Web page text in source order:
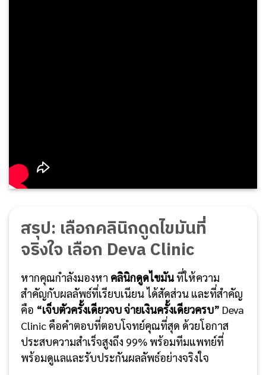
สรุป: เลือกคลินิกดูดไขมันที่
จริงใจ เลือก Deva Clinic
หากคุณกำลังมองหา คลินิกดูดไขมันที่ให้ความ
สำคัญกับผลลัพธ์ที่เรียบเนียน ได้สัดส่วน และที่สำคัญ
คือ “เจ็บตัวครั้งเดียวจบ จ่ายเงินครั้งเดียวครบ” Deva
Clinic คือคำตอบที่ตอบโจทย์คุณที่สุด ด้วยโอกาส
ประสบความสำเร็จสูงถึง 99% พร้อมทีมแพทย์ที่
พร้อมดูแลและรับประกันผลลัพธ์อย่างจริงใจ